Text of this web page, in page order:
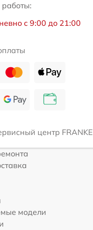
с 9:00 до 21:00
центр FRANKE
модели